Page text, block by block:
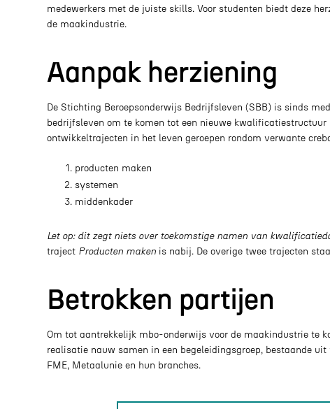
medewerkers met de juiste skills. Voor studenten biedt deze
de maakindustrie.
Aanpak herziening
De Stichting Beroepsonderwijs Bedrijfsleven (SBB) is sinds
bedrijfsleven om te komen tot een nieuwe
ontwikkeltrajecten in het leven geroepen rondom verwante
producten maken
systemen
middenkader
Let op: dit zegt niets over toekomstige namen van
traject Producten maken is nabij. De overige twee trajecten
Betrokken partijen
Om tot aantrekkelijk mbo-onderwijs voor de maakindustrie te
realisatie nauw samen in een begeleidingsgroep, bestaande
FME, Metaalunie en hun branches.